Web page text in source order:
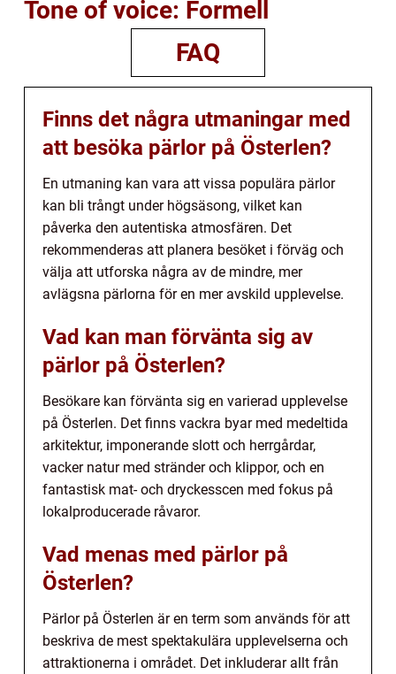
Tone of voice: Formell
FAQ
Finns det några utmaningar med
att besöka pärlor på Österlen?
En utmaning kan vara att vissa populära pärlor
kan bli trångt under högsäsong, vilket kan
påverka den autentiska atmosfären. Det
rekommenderas att planera besöket i förväg och
välja att utforska några av de mindre, mer
avlägsna pärlorna för en mer avskild upplevelse.
Vad kan man förvänta sig av
pärlor på Österlen?
Besökare kan förvänta sig en varierad upplevelse
på Österlen. Det finns vackra byar med medeltida
arkitektur, imponerande slott och herrgårdar,
vacker natur med stränder och klippor, och en
fantastisk mat- och dryckesscen med fokus på
lokalproducerade råvaror.
Vad menas med pärlor på
Österlen?
Pärlor på Österlen är en term som används för att
beskriva de mest spektakulära upplevelserna och
attraktionerna i området. Det inkluderar allt från